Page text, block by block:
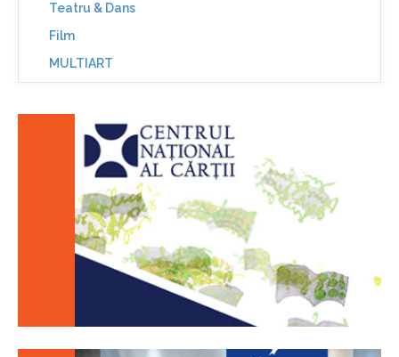
Teatru & Dans
Film
MULTIART